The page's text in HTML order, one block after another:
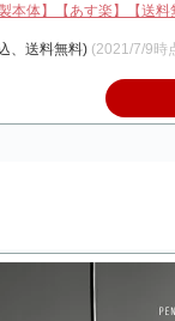
本体】【あす楽】【送
、送料無料) (2021/7/9時